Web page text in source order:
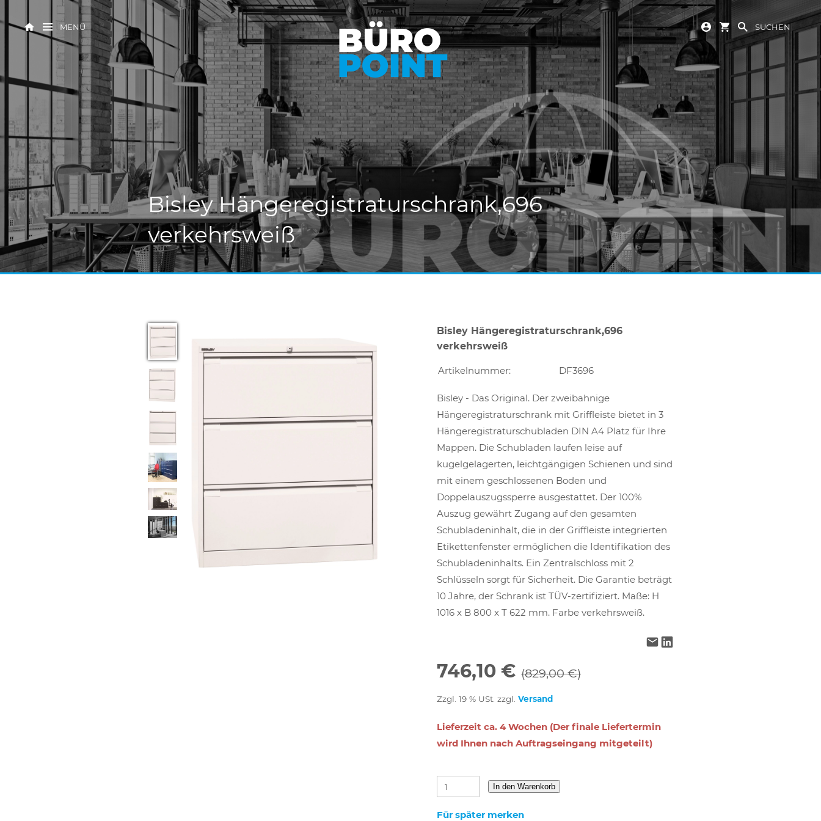
MENÜ SUCHEN
Bisley Hängeregistraturschrank,696
verkehrsweiß
Bisley Hängeregistraturschrank,696
verkehrsweiß
Artikelnummer: DF3696
Bisley - Das Original. Der zweibahnige
Hängeregistraturschrank mit Griffleiste bietet in 3
Hängeregistraturschubladen DIN A4 Platz für Ihre
Mappen. Die Schubladen laufen leise auf
kugelgelagerten, leichtgängigen Schienen und sind
mit einem geschlossenen Boden und
Doppelauszugssperre ausgestattet. Der 100%
Auszug gewährt Zugang auf den gesamten
Schubladeninhalt, die in der Griffleiste integrierten
Etikettenfenster ermöglichen die Identifikation des
Schubladeninhalts. Ein Zentralschloss mit 2
Schlüsseln sorgt für Sicherheit. Die Garantie beträgt
10 Jahre, der Schrank ist TÜV-zertifiziert. Maße: H
1016 x B 800 x T 622 mm. Farbe verkehrsweiß.
746,10 € (829,00 €)
Zzgl. 19 % USt. zzgl. Versand
Lieferzeit ca. 4 Wochen (Der finale Liefertermin
wird Ihnen nach Auftragseingang mitgeteilt)
In den Warenkorb
Für später merken